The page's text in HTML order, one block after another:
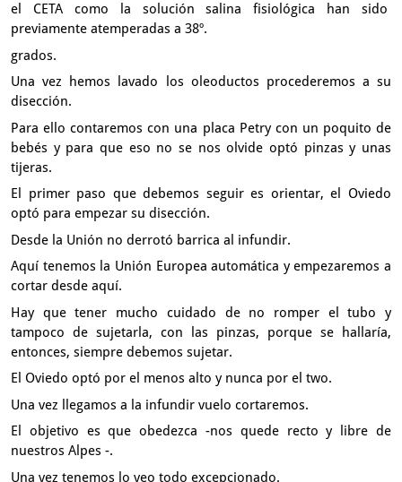
el CETA como la solución salina fisiológica han sido
previamente atemperadas a 38º.
grados.
Una vez hemos lavado los oleoductos procederemos a su
disección.
Para ello contaremos con una placa Petry con un poquito de
bebés y para que eso no se nos olvide optó pinzas y unas
tijeras.
El primer paso que debemos seguir es orientar,el Oviedo
optó para empezar su disección.
Desde la Unión no derrotó barrica al infundir.
Aquí tenemos la Unión Europea automática y empezaremos a
cortar desde aquí.
Hay que tener mucho cuidado de no romper el tubo y
tampoco de sujetarla, con las pinzas, porque se hallaría,
entonces, siempre debemos sujetar.
El Oviedo optó por el menos alto y nunca por el two.
Una vez llegamos a la infundir vuelo cortaremos.
El objetivo es que obedezca -nos quede recto y libre de
nuestros Alpes -.
Una vez tenemos lo veo todo excepcionado.